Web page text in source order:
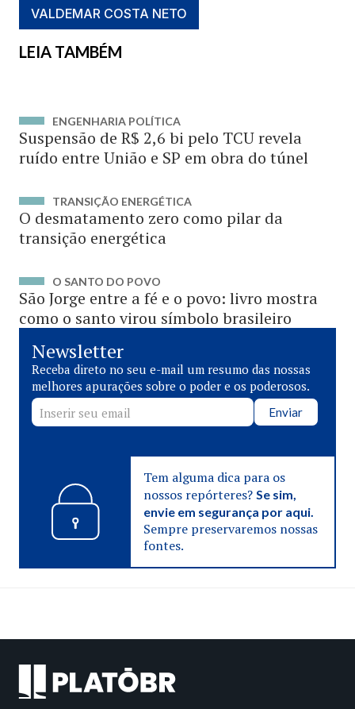
VALDEMAR COSTA NETO
LEIA TAMBÉM
ENGENHARIA POLÍTICA
Suspensão de R$ 2,6 bi pelo TCU revela
ruído entre União e SP em obra do túnel
TRANSIÇÃO ENERGÉTICA
O desmatamento zero como pilar da
transição energética
O SANTO DO POVO
São Jorge entre a fé e o povo: livro mostra
como o santo virou símbolo brasileiro
Newsletter
Receba direto no seu e-mail um resumo das nossas
melhores apurações sobre o poder e os poderosos.
Enviar
Tem alguma dica para os
nossos repórteres? Se sim,
envie em segurança por aqui.
Sempre preservaremos nossas
fontes.